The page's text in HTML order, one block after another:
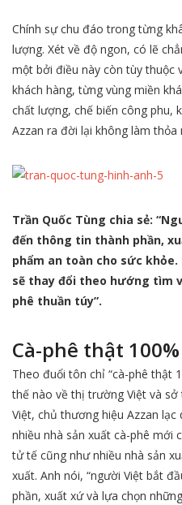
Chính sự chu đáo trong từng
lượng. Xét về độ ngon, có lẽ
một bởi điều này còn tùy
khách hàng, từng vùng miền
chất lượng, chế biến công phu,
Azzan ra đời lại không làm
Trần Quốc Tùng chia sẻ:
đến thông tin thành phần,
phẩm an toàn cho sức
sẽ thay đổi theo hướng tìm
phê thuần túy”.
Cà-phê thật
Theo đuổi tôn chỉ “cà-phê thật
thế nào về thị trường Việt và
Việt, chủ thương hiệu Azzan
nhiều nhà sản xuất cà-phê mới
tử tế cũng như nhiều nhà sản
xuất. Anh nói, “người Việt bắt
phần, xuất xứ và lựa chọn